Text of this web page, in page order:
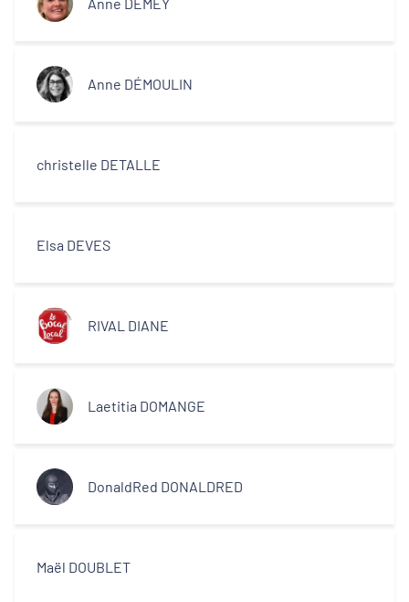
Anne DÉMOULIN
christelle DETALLE
Elsa DEVES
RIVAL DIANE
Laetitia DOMANGE
DonaldRed DONALDRED
Maël DOUBLET